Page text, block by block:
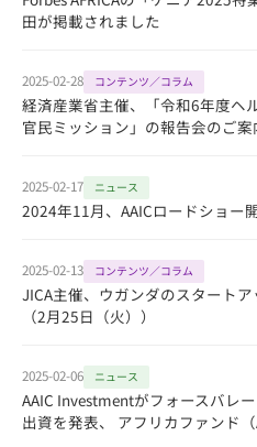
田が掲載されました
2025-02-28 コンテンツ／コラム
経済産業省主催、「令和6年度ヘ
官民ミッション」の報告会のご案
2025-02-17 ニュース
2024年11月、AAICロードショー
2025-02-13 コンテンツ／コラム
JICA主催、ウガンダのスタート
（2月25日（火））
2025-02-06 ニュース
AAIC Investmentがフォースバレ
出資を発表、 アフリカファンド（